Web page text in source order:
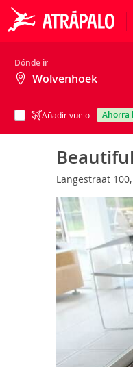
Dónde ir
Añadir vuelo
Langestraat